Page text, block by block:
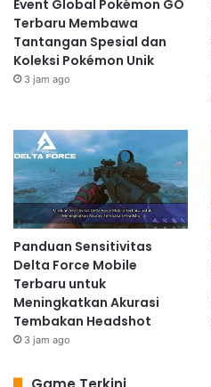
Event Global Pokémon GO
Terbaru Membawa
Tantangan Spesial dan
Koleksi Pokémon Unik
3 jam ago
Panduan Sensitivitas
Delta Force Mobile
Terbaru untuk
Meningkatkan Akurasi
Tembakan Headshot
3 jam ago